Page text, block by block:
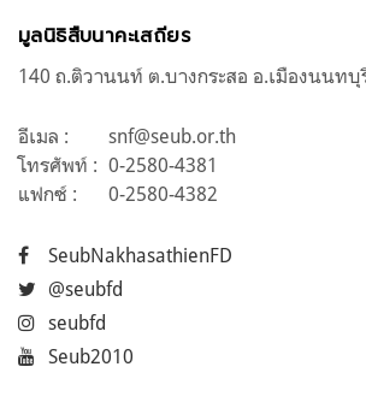
มูลนิธิสืบนาคะเสถียร
140 ถ.ติวานนท์ ต.บางกระสอ อ.เมืองนนท
อีเมล :
snf@seub.or.th
โทรศัพท์ : 0-2580-4381
แฟกซ์ :
0-2580-4382
SeubNakhasathienFD
@seubfd
seubfd
Seub2010